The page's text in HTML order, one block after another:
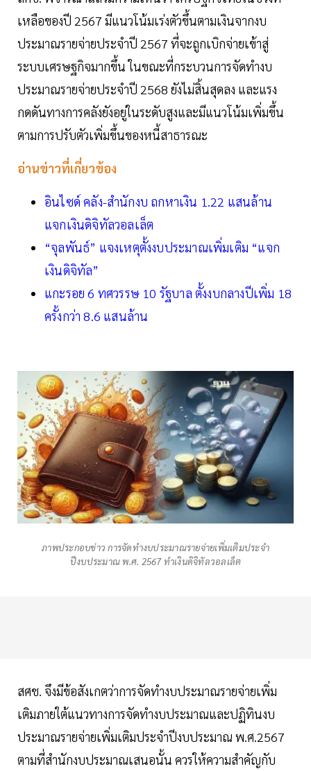
เหลือของปี 2567 มีแนวโน้มเร่งตัวขึ้นตามเงินจากงบ
ประมาณรายจ่ายประจำปี 2567 ที่จะถูกเบิกจ่ายเข้าสู่
ระบบเศรษฐกิจมากขึ้น ในขณะที่กระบวนการจัดทำงบ
ประมาณรายจ่ายประจำปี 2568 ยังไม่สิ้นสุดลง และแรง
กดดันทางการคลังยังอยู่ในระดับสูงและมีแนวโน้มเพิ่มขึ้น
ตามการปรับตัวเพิ่มขึ้นของหนี้สาธารณะ
อ่านข่าวที่เกี่ยวข้อง
อินไซด์ คลัง-สำนักงบ ถกหาเงิน 1.22 แสนล้าน
แจกเงินดิจิทัลวอลเล็ต
“จุลพันธ์” แจงเหตุตั้งงบประมาณเพิ่มเติม “แจก
เงินดิจิทัล”
แกะรอย 6 ทศวรรษ 10 รัฐบาล ตั้งงบกลางปีเพิ่ม 18
ครั้งกว่า 8.6 แสนล้าน
ภาพประกอบข่าว การจัดทำงบประมาณรายจ่ายเพิ่มเติมประจำ
ปีงบประมาณ พ.ศ. 2567 ทำเงินดิจิทัลวอลเล็ต
สศช. จึงมีข้อสังเกตว่าการจัดทำงบประมาณรายจ่ายเพิ่ม
เติมภายใต้แนวทางการจัดทำงบประมาณและปฏิทินงบ
ประมาณรายจ่ายเพิ่มเติมประจำปีงบประมาณ พ.ศ.2567
ตามที่สำนักงบประมาณเสนอนั้น ควรให้ความสำคัญกับ